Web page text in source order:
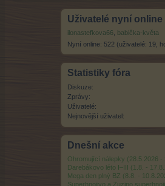
Uživatelé nyní online
ilonastefkova66 babička-květa
Nyní online: 522 (uživatelé: 19,
Statistiky fóra
Diskuze:
Zprávy:
Uživatelé:
Nejnovější uživatel:
Dnešní akce
Ohromující nálepky (28.5.2026 -
Darebákovo léto I–III (1.8. -
Mega den plný BZ (8.8. -
Superhnojivo a Zuzino